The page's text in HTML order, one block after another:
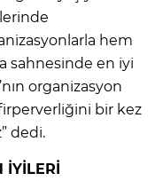
hem
sahnesinde en iyi
organizasyon
bir kez
dedi.
İYİLERİ